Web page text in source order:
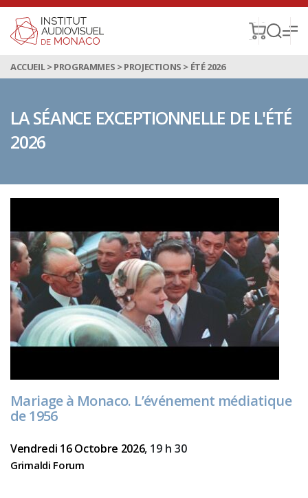
ACCUEIL>PROGRAMMES >PROJECTIONS > ÉTÉ 2026
LA SÉANCE EXCEPTIONNELLE DE L'ÉTÉ
2026
Mariage à Monaco. L’événement médiatique
de 1956
Vendredi 16 Octobre 2026, 19 h 30
Grimaldi Forum